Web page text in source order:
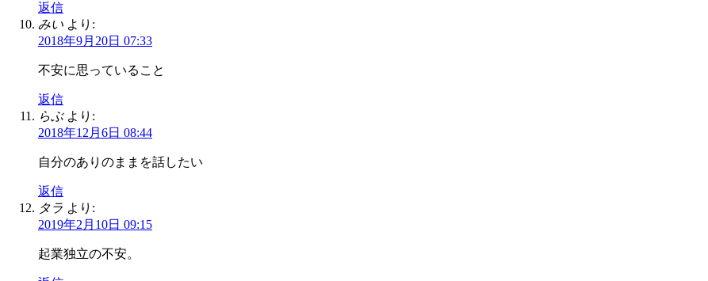
返信
みい より:
2018年9月20日 07:33
不安に思っていること
返信
らぶ より:
2018年12月6日 08:44
自分のありのままを話したい
返信
タラ より:
2019年2月10日 09:15
起業独立の不安。